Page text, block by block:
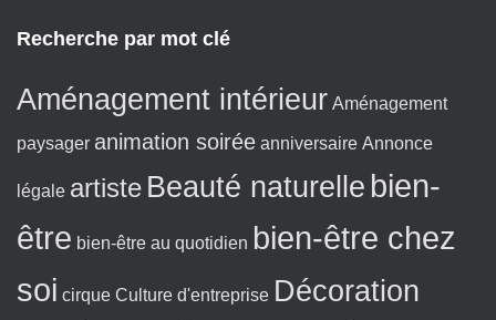
Recherche par mot clé
Aménagement intérieur Aménagement
paysager animation soirée anniversaire Annonce
légale artiste Beauté naturelle bien-
être bien-être au quotidien bien-être chez
soi cirque Culture d'entreprise Décoration